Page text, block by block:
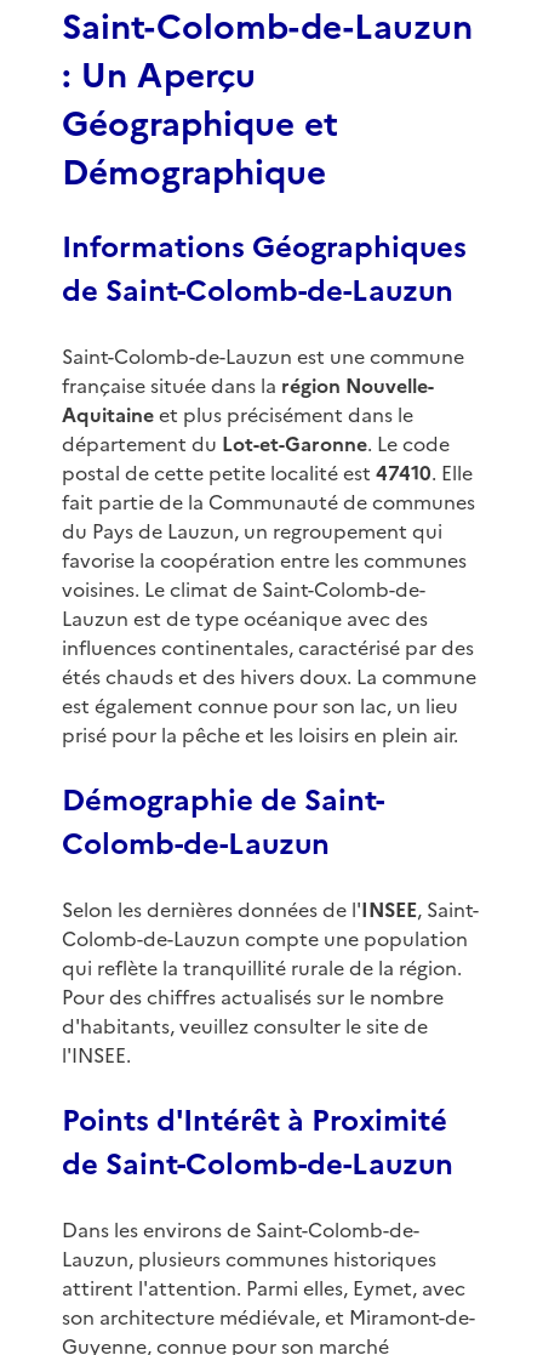
Saint-Colomb-de-Lauzun
: Un Aperçu
Géographique et
Démographique
Informations Géographiques
de Saint-Colomb-de-Lauzun
Saint-Colomb-de-Lauzun est une commune
française située dans la région Nouvelle-
Aquitaineet plus précisément dans le
département du Lot-et-Garonne. Le code
postal de cette petite localité est 47410. Elle
fait partie de la Communauté de communes
du Pays de Lauzun, un regroupement qui
favorise la coopération entre les communes
voisines. Le climat de Saint-Colomb-de-
Lauzun est de type océanique avec des
influences continentales, caractérisé par des
étés chauds et des hivers doux. La commune
est également connue pour son lac, un lieu
prisé pour la pêche et les loisirs en plein air.
Démographie de Saint-
Colomb-de-Lauzun
Selon les dernières données de l'INSEE, Saint-
Colomb-de-Lauzun compte une population
qui reflète la tranquillité rurale de la région.
Pour des chiffres actualisés sur le nombre
d'habitants, veuillez consulter le site de
l'INSEE.
Points d'Intérêt à Proximité
de Saint-Colomb-de-Lauzun
Dans les environs de Saint-Colomb-de-
Lauzun, plusieurs communes historiques
attirent l'attention. Parmi elles, Eymet, avec
son architecture médiévale, et Miramont-de-
Guyenne, connue pour son marché